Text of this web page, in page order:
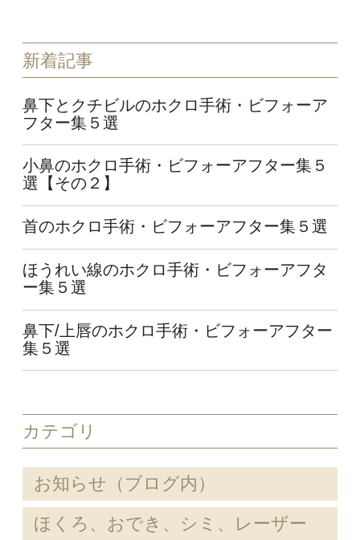
新着記事
鼻下とクチビルのホクロ手術・ビフォーア
フター集５選
小鼻のホクロ手術・ビフォーアフター集５
選【その２】
首のホクロ手術・ビフォーアフター集５選
ほうれい線のホクロ手術・ビフォーアフタ
ー集５選
鼻下/上唇のホクロ手術・ビフォーアフター
集５選
カテゴリ
お知らせ（ブログ内）
ほくろ、おでき、シミ、レーザー